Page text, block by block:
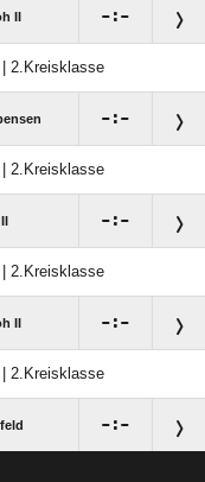
II :
2.Kreisklasse
:
2.Kreisklasse
:
2.Kreisklasse
II :
2.Kreisklasse
: